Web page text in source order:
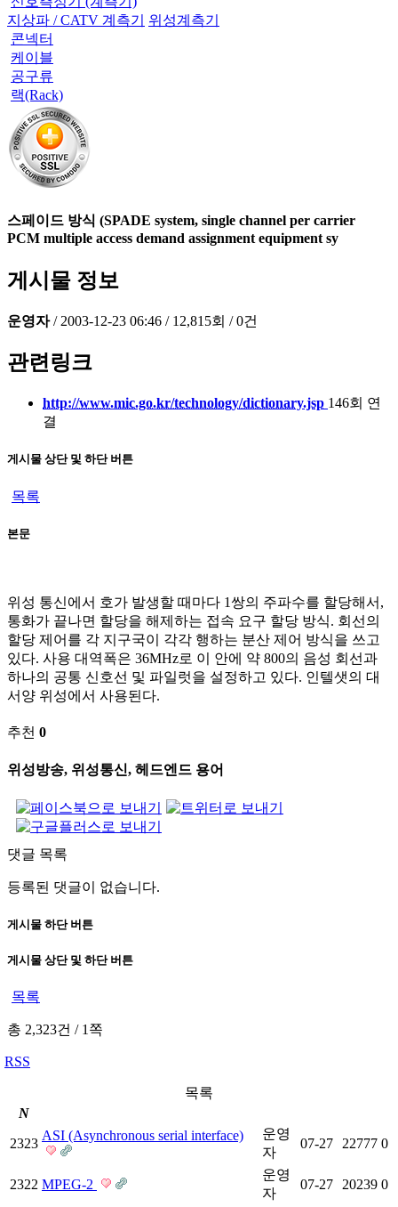
지상파 / CATV 계측기
위성계측기
콘넥터
케이블
공구류
랙(Rack)
스페이드 방식 (SPADE system, single channel per carrier
PCM multiple access demand assignment equipment sy
게시물 정보
운영자 / 2003-12-23 06:46 / 12,815회 / 0건
관련링크
http://www.mic.go.kr/technology/dictionary.jsp 146회 연
결
게시물 상단 및 하단 버튼
목록
본문
위성 통신에서 호가 발생할 때마다 1쌍의 주파수를 할당해서,
통화가 끝나면 할당을 해제하는 접속 요구 할당 방식. 회선의
할당 제어를 각 지구국이 각각 행하는 분산 제어 방식을 쓰고
있다. 사용 대역폭은 36MHz로 이 안에 약 800의 음성 회선과
하나의 공통 신호선 및 파일럿을 설정하고 있다. 인텔샛의 대
서양 위성에서 사용된다.
추천 0
위성방송, 위성통신, 헤드엔드 용어
댓글 목록
등록된 댓글이 없습니다.
게시물 하단 버튼
게시물 상단 및 하단 버튼
목록
총 2,323건 /1쪽
RSS
목록
N
2323
ASI (Asynchronous serial interface)
운영
자
07-27 22777 0
2322 MPEG-2
운영
자
07-27 20239 0